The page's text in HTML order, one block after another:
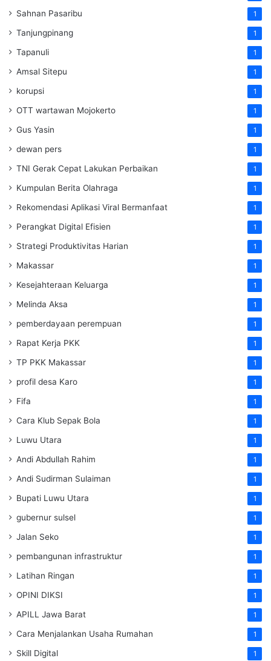
Sahnan Pasaribu 1
Tanjungpinang 1
Tapanuli 1
Amsal Sitepu 1
korupsi 1
OTT wartawan Mojokerto 1
Gus Yasin 1
dewan pers 1
TNI Gerak Cepat Lakukan Perbaikan 1
Kumpulan Berita Olahraga 1
Rekomendasi Aplikasi Viral Bermanfaat 1
Perangkat Digital Efisien 1
Strategi Produktivitas Harian 1
Makassar 1
Kesejahteraan Keluarga 1
Melinda Aksa 1
pemberdayaan perempuan 1
Rapat Kerja PKK 1
TP PKK Makassar 1
profil desa Karo 1
Fifa 1
Cara Klub Sepak Bola 1
Luwu Utara 1
Andi Abdullah Rahim 1
Andi Sudirman Sulaiman 1
Bupati Luwu Utara 1
gubernur sulsel 1
Jalan Seko 1
pembangunan infrastruktur 1
Latihan Ringan 1
OPINI DIKSI 1
APILL Jawa Barat 1
Cara Menjalankan Usaha Rumahan 1
Skill Digital 1